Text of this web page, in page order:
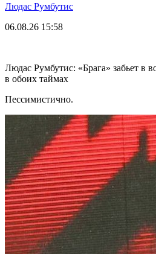
Людас Румбутис
06.08.26 15:58
Людас Румбутис: «Брага» забьет в
в обоих таймах
Пессимистично.